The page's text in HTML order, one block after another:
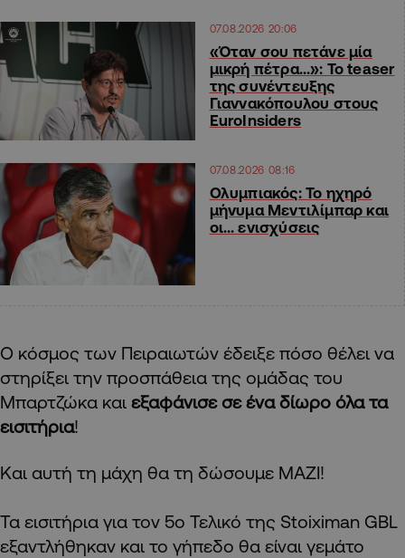
07.08.2026 20:06
«Όταν σου πετάνε μία
μικρή πέτρα…»: Το teaser
της συνέντευξης
Γιαννακόπουλου στους
EuroInsiders
07.08.2026 08:16
Ολυμπιακός: Το ηχηρό
μήνυμα Μεντιλίμπαρ και
οι… ενισχύσεις
Ο κόσμος των Πειραιωτών έδειξε πόσο θέλει να
στηρίξει την προσπάθεια της ομάδας του
Μπαρτζώκα και εξαφάνισε σε ένα δίωρο όλα τα
εισιτήρια!
Και αυτή τη μάχη θα τη δώσουμε ΜΑΖΙ!
Τα εισιτήρια για τον 5ο Τελικό της Stoiximan GBL
εξαντλήθηκαν και το γήπεδο θα είναι γεμάτο